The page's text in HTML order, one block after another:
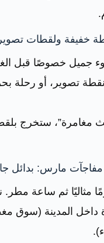
جميل خصوصًا قبل
تصوير، أو رحلة
مغامرة”، ستخرج
مثاليًا ثم ساعة
داخل المدينة (سوق